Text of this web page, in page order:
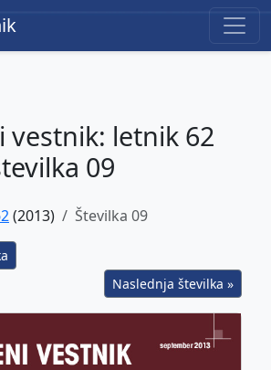
vestnik: letnik 62
09
(2013) Številka 09
Naslednja številka »